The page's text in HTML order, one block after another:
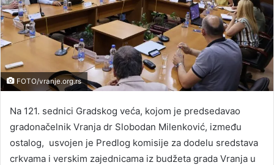
FOTO/vranje.org.rs
Na 121. sednici Gradskog veća, kojom je predsedavao
gradonačelnik Vranja dr Slobodan Milenković, između
ostalog, usvojen je Predlog komisije za dodelu sredstava
crkvama i verskim zajednicama iz budžeta grada Vranja u